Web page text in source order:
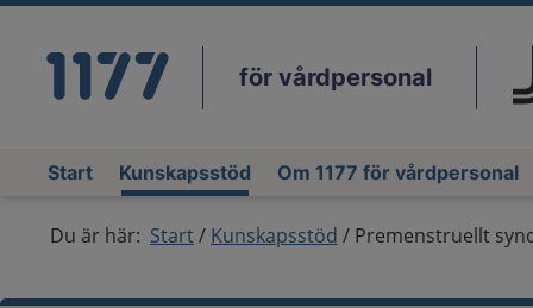
för vårdpersonal
Start Kunskapsstöd Om 1177 för vårdpersonal
Du är här: Start Kunskapsstöd Premenstruellt